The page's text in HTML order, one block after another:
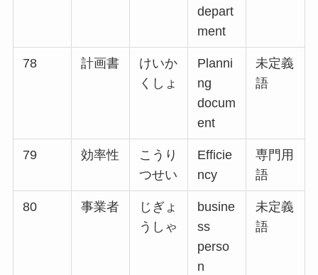
depart
ment
78 計画書
けいか
くしょ
Planni
ng
docum
ent
未定義
語
79 効率性
こうり
つせい
Efficie
ncy
専門用
語
80 事業者
じぎょ
うしゃ
busine
ss
perso
n
未定義
語